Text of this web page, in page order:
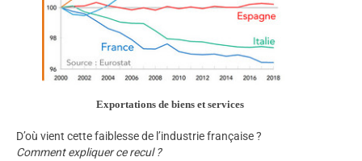
Exportations de biens et services
D’où vient cette faiblesse de l’industrie française ?
Comment expliquer ce recul ?